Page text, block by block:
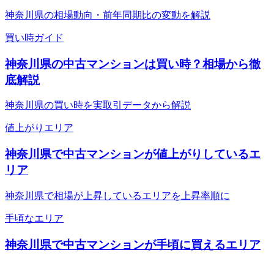
神奈川県の相場動向・前年同期比の変動を解説
買い時ガイド
神奈川県の中古マンションは買い時？相場から徹
底解説
神奈川県の買い時を実取引データから解説
値上がりエリア
神奈川県で中古マンションが値上がりしているエ
リア
神奈川県で相場が上昇しているエリアを上昇率順に
手頃なエリア
神奈川県で中古マンションが手頃に買えるエリア